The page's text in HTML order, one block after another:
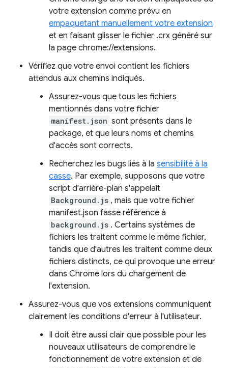
votre extension comme prévu en
empaquetant manuellement votre extension
et en faisant glisser le fichier .crx généré sur
la page chrome://extensions.
Vérifiez que votre envoi contient les fichiers
attendus aux chemins indiqués.
Assurez-vous que tous les fichiers
mentionnés dans votre fichier
manifest.json sont présents dans le
package, et que leurs noms et chemins
d'accès sont corrects.
Recherchez les bugs liés à la sensibilité à la
casse. Par exemple, supposons que votre
script d'arrière-plan s'appelait
Background.js , mais que votre fichier
manifest.json fasse référence à
background.js . Certains systèmes de
fichiers les traitent comme le même fichier,
tandis que d'autres les traitent comme deux
fichiers distincts, ce qui provoque une erreur
dans Chrome lors du chargement de
l'extension.
Assurez-vous que vos extensions communiquent
clairement les conditions d'erreur à l'utilisateur.
Il doit être aussi clair que possible pour les
nouveaux utilisateurs de comprendre le
fonctionnement de votre extension et de